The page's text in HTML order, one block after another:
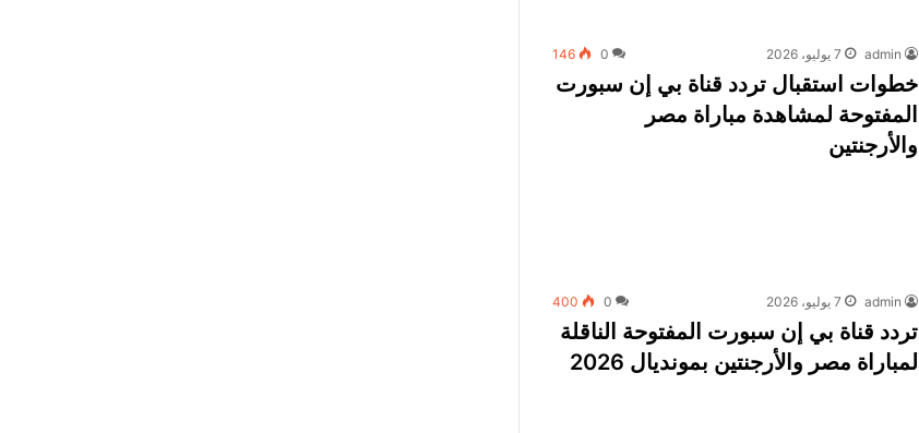
admin 7 يوليو، 2026 0
146
خطوات استقبال تردد قناة بي إن سبورت
المفتوحة لمشاهدة مباراة مصر
والأرجنتين
admin 7 يوليو، 2026 0
400
تردد قناة بي إن سبورت المفتوحة الناقلة
لمباراة مصر والأرجنتين بمونديال 2026